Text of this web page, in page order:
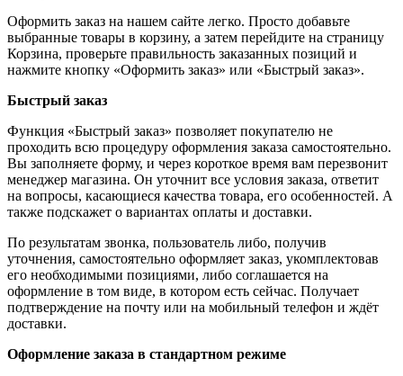
Оформить заказ на нашем сайте легко. Просто добавьте
выбранные товары в корзину, а затем перейдите на страницу
Корзина, проверьте правильность заказанных позиций и
нажмите кнопку «Оформить заказ» или «Быстрый заказ».
Быстрый заказ
Функция «Быстрый заказ» позволяет покупателю не
проходить всю процедуру оформления заказа самостоятельно.
Вы заполняете форму, и через короткое время вам перезвонит
менеджер магазина. Он уточнит все условия заказа, ответит
на вопросы, касающиеся качества товара, его особенностей. А
также подскажет о вариантах оплаты и доставки.
По результатам звонка, пользователь либо, получив
уточнения, самостоятельно оформляет заказ, укомплектовав
его необходимыми позициями, либо соглашается на
оформление в том виде, в котором есть сейчас. Получает
подтверждение на почту или на мобильный телефон и ждёт
доставки.
Оформление заказа в стандартном режиме